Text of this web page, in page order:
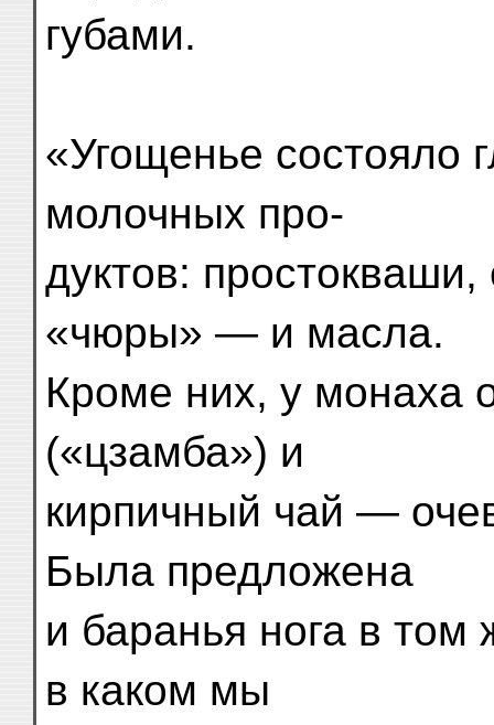
губами.
«Угощенье состояло
молочных про-
дуктов:
«чюры» — и масла.
Кроме них, у монаха
(«цзамба») и
кирпичный чай —
Была предложена
и баранья нога в
в каком мы